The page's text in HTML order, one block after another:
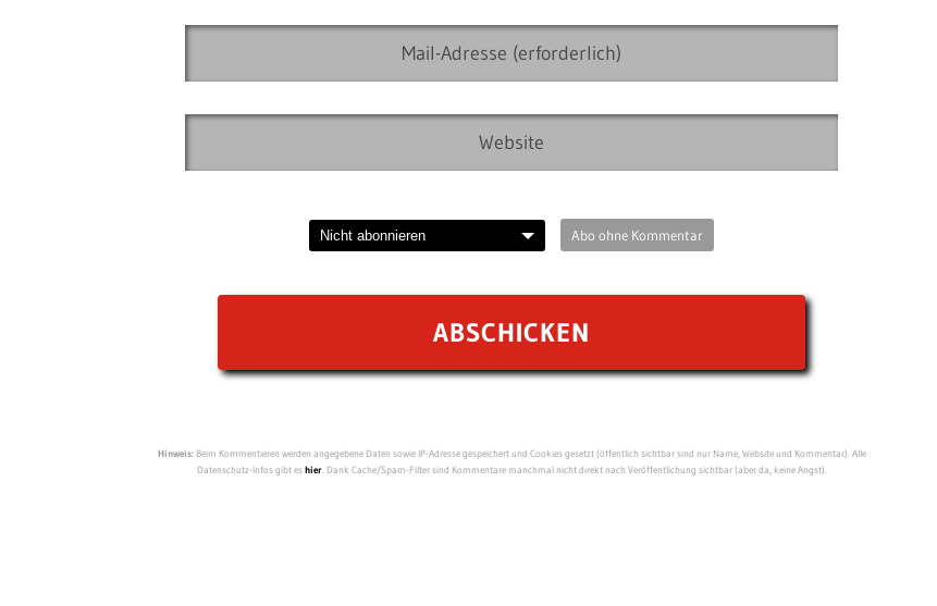
Abo ohne Kommentar
Hinweis:Beim Kommentieren werden angegebene Daten sowie IP-Adresse gespeichert und Cookies gesetzt (öffentlich sichtbar sind nur Name, Website und Kommentar). Alle
Datenschutz-Infos gibt eshier. Dank Cache/Spam-Filter sind Kommentare manchmal nicht direkt nach Veröffentlichung sichtbar (aber da, keine Angst).